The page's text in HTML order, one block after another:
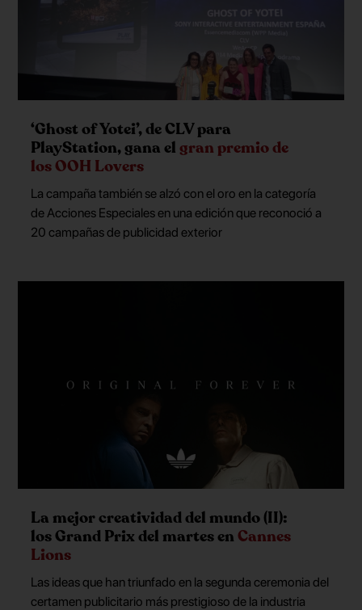
‘Ghost of Yotei’, de CLV para
PlayStation, gana el gran premio de
los OOH Lovers
La campaña también se alzó con el oro en la categoría
de Acciones Especiales en una edición que reconoció a
20 campañas de publicidad exterior
La mejor creatividad del mundo (II):
los Grand Prix del martes enCannes
Lions
Las ideas que han triunfado en la segunda ceremonia del
certamen publicitario más prestigioso de la industria